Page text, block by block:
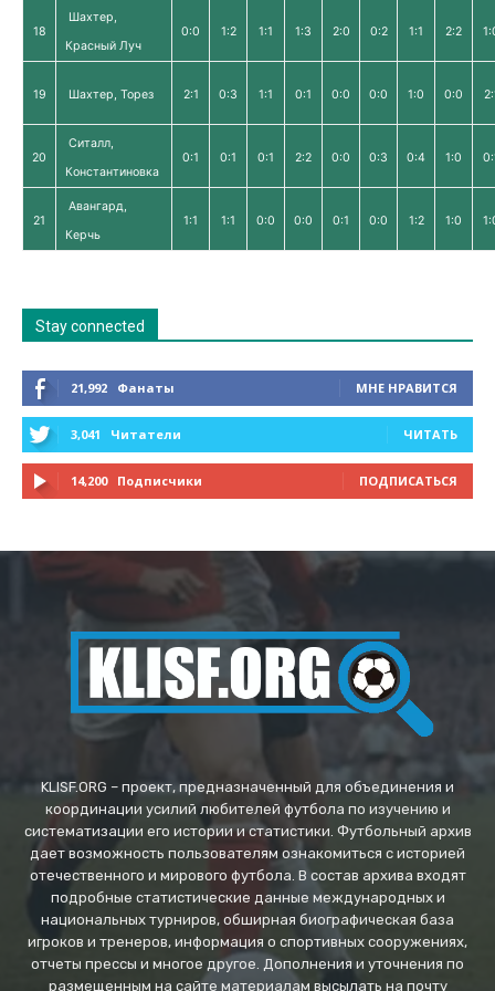
18
Шахтер,
Красный Луч
0:0 1:2 1:1 1:3 2:0 0:2 1:1 2:2
19 Шахтер, Торез 2:1 0:3 1:1 0:1 0:0 0:0 1:0 0:0
20
Ситалл,
Константиновка
0:1 0:1 0:1 2:2 0:0 0:3 0:4 1:0
21
Авангард,
Керчь
1:1 1:1 0:0 0:0 0:1 0:0 1:2 1:0
Stay connected
21,992 Фанаты МНЕ НРАВИТСЯ
3,041 Читатели ЧИТАТЬ
14,200 Подписчики ПОДПИСАТЬСЯ
KLISF.ORG – проект, предназначенный для объединения и
координации усилий любителей футбола по изучению и
систематизации его истории и статистики. Футбольный архив
дает возможность пользователям ознакомиться с историей
отечественного и мирового футбола. В состав архива входят
подробные статистические данные международных и
национальных турниров, обширная биографическая база
игроков и тренеров, информация о спортивных сооружениях,
отчеты прессы и многое другое. Дополнения и уточнения по
размещенным на сайте материалам высылать на почту